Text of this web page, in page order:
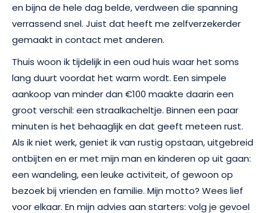
en bijna de hele dag belde, verdween die spanning
verrassend snel. Juist dat heeft me zelfverzekerder
gemaakt in contact met anderen.
Thuis woon ik tijdelijk in een oud huis waar het soms
lang duurt voordat het warm wordt. Een simpele
aankoop van minder dan €100 maakte daarin een
groot verschil: een straalkacheltje. Binnen een paar
minuten is het behaaglijk en dat geeft meteen rust.
Als ik niet werk, geniet ik van rustig opstaan, uitgebreid
ontbijten en er met mijn man en kinderen op uit gaan:
een wandeling, een leuke activiteit, of gewoon op
bezoek bij vrienden en familie. Mijn motto? Wees lief
voor elkaar. En mijn advies aan starters: volg je gevoel